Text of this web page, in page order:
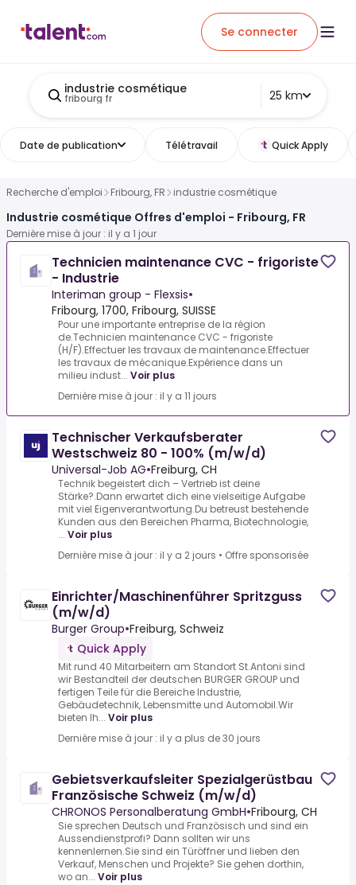
Se connecter
industrie cosmétique
fribourg fr 25 km
Date de publication Télétravail Quick Apply
Recherche d'emploi Fribourg, FR industrie cosmétique
Industrie cosmétique Offres d'emploi - Fribourg, FR
Dernière mise à jour : il y a 1 jour
Technicien maintenance CVC - frigoriste
- Industrie
Interiman group - Flexsis•
Fribourg, 1700, Fribourg, SUISSE
Pour une importante entreprise de la région
de.Technicien maintenance CVC - frigoriste
(H/F).Effectuer les travaux de maintenance.Effectuer
les travaux de mécanique.Expérience dans un
milieu indust... Voir plus
Dernière mise à jour : il y a 11 jours
Technischer Verkaufsberater
Westschweiz 80 - 100% (m/w/d)
Universal-Job AG•Freiburg, CH
Technik begeistert dich – Vertrieb ist deine
Stärke?.Dann erwartet dich eine vielseitige Aufgabe
mit viel Eigenverantwortung.Du betreust bestehende
Kunden aus den Bereichen Pharma, Biotechnologie,
... Voir plus
Dernière mise à jour : il y a 2 jours • Offre sponsorisée
Einrichter/Maschinenführer Spritzguss
(m/w/d)
Burger Group•Freiburg, Schweiz
Quick Apply
Mit rund 40 Mitarbeitern am Standort St.Antoni sind
wir Bestandteil der deutschen BURGER GROUP und
fertigen Teile für die Bereiche Industrie,
Gebäudetechnik, Lebensmitte und Automobil.Wir
bieten Ih... Voir plus
Dernière mise à jour : il y a plus de 30 jours
Gebietsverkaufsleiter Spezialgerüstbau
Französische Schweiz (m/w/d)
CHRONOS Personalberatung GmbH•Fribourg, CH
Sie sprechen Deutsch und Französisch und sind ein
Aussendienstprofi? Dann sollten wir uns
kennenlernen.Sie sind ein Türöffner und lieben den
Verkauf, Menschen und Projekte? Sie gehen dorthin,
wo an... Voir plus